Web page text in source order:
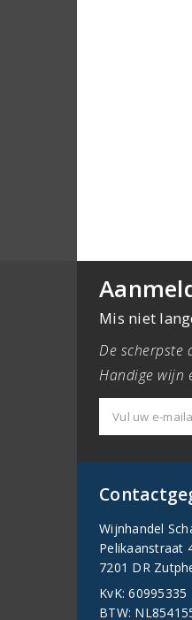
Mis niet
De scherpste
Handige wijn
Wijnhandel
Pelikaanstraat
7201 DR
KvK: 60995335
BTW: